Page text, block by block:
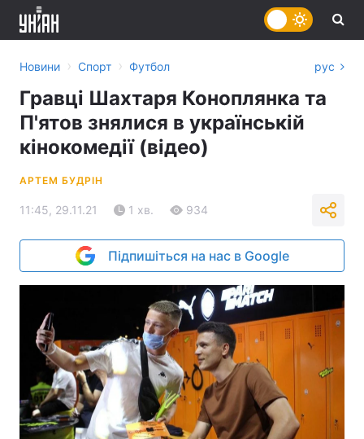
Новини › Спорт › Футбол рус
Гравці Шахтаря Коноплянка та
П'ятов знялися в українській
кінокомедії (відео)
АРТЕМ БУДРІН
11:45, 29.11.21 1 хв. 934
Підпишіться на нас в Google